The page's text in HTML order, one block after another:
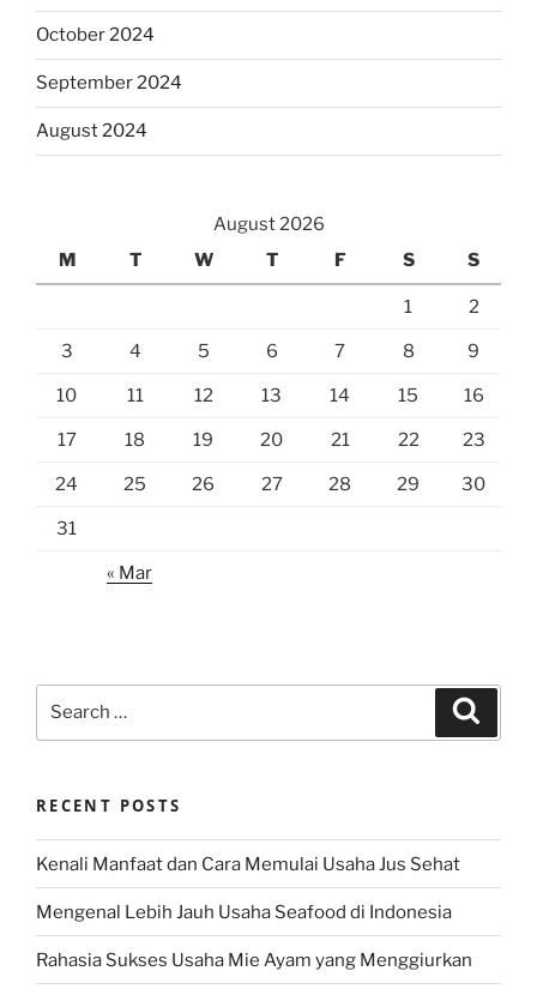
October 2024
September 2024
August 2024
August 2026
M
T W T F S S
1 2
3 4 5 6 7 8 9
10 11 12 13 14 15 16
17 18 19 20 21 22 23
24 25 26 27 28 29 30
31
« Mar
RECENT POSTS
Kenali Manfaat dan Cara Memulai Usaha Jus Sehat
Mengenal Lebih Jauh Usaha Seafood di Indonesia
Rahasia Sukses Usaha Mie Ayam yang Menggiurkan